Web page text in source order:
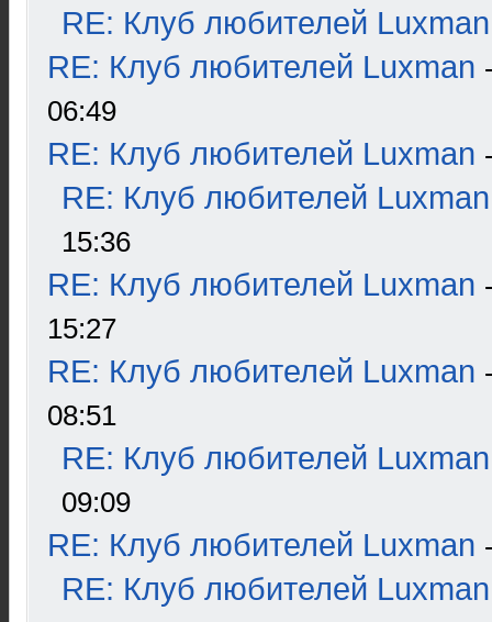
RE: Клуб любителей Luxman
RE: Клуб любителей Luxman
06:49
RE: Клуб любителей Luxman
RE: Клуб любителей Luxman
15:36
RE: Клуб любителей Luxman
15:27
RE: Клуб любителей Luxman
08:51
RE: Клуб любителей Luxman
09:09
RE: Клуб любителей Luxman
RE: Клуб любителей Luxman